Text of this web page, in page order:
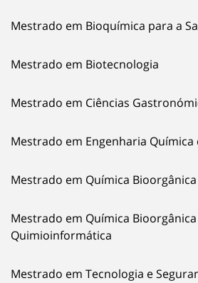
Mestrado em Bioquímica para a
Mestrado em Biotecnologia
Mestrado em Ciências
Mestrado em Engenharia Química
Mestrado em Química Bioorgânica
Mestrado em Química Bioorgânica
Quimioinformática
Mestrado em Tecnologia e